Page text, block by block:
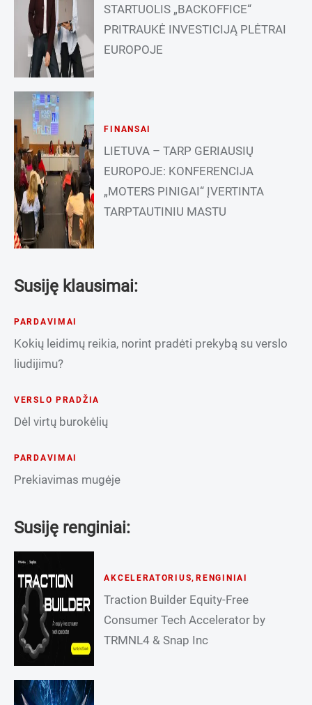
STARTUOLIS „BACKOFFICE“
PRITRAUKĖ INVESTICIJĄ PLĖTRAI
EUROPOJE
FINANSAI
LIETUVA – TARP GERIAUSIŲ
EUROPOJE: KONFERENCIJA
„MOTERS PINIGAI“ ĮVERTINTA
TARPTAUTINIU MASTU
Susiję klausimai:
PARDAVIMAI
Kokių leidimų reikia, norint pradėti prekybą su verslo
liudijimu?
VERSLO PRADŽIA
Dėl virtų burokėlių
PARDAVIMAI
Prekiavimas mugėje
Susiję renginiai:
AKCELERATORIUS, RENGINIAI
Traction Builder Equity-Free
Consumer Tech Accelerator by
TRMNL4 & Snap Inc